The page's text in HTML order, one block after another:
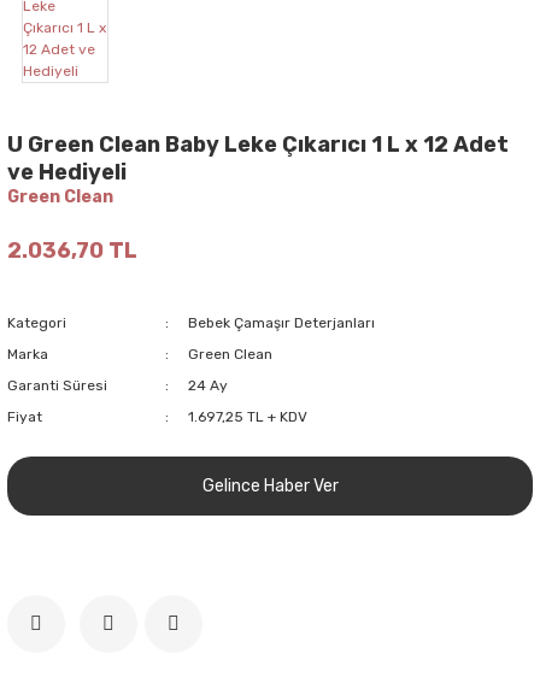
U Green Clean Baby Leke Çıkarıcı 1 L x 12 Adet
ve Hediyeli
Green Clean
2.036,70 TL
Kategori
Bebek Çamaşır Deterjanları
Marka
Green Clean
Garanti Süresi
24 Ay
Fiyat
1.697,25 TL + KDV
Gelince Haber Ver